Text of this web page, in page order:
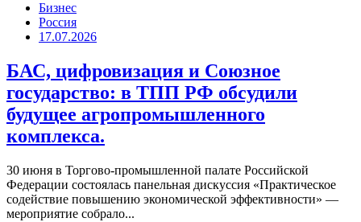
Бизнес
Россия
17.07.2026
БАС, цифровизация и Союзное
государство: в ТПП РФ обсудили
будущее агропромышленного
комплекса.
30 июня в Торгово-промышленной палате Российской
Федерации состоялась панельная дискуссия «Практическое
содействие повышению экономической эффективности» —
мероприятие собрало...